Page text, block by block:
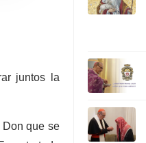
juntos la
que se